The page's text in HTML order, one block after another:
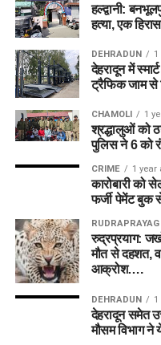
हल्द्वानी:
हत्या, एक
DEHRADUN 1
देहरादून में
ट्रैफिक जाम से
CHAMOLI 1
श्रद्धालुओं को
पुलिस ने 6 को
CRIME 1 year
कारोबारी को
फर्जी पेमेंट बुक
RUDRAPRAYAG
रुद्रप्रयाग:
मौत से दहशत,
आक्रोश….
DEHRADUN 1
देहरादून समेत
मौसम विभाग ने